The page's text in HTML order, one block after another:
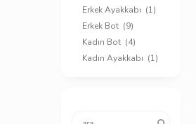
Erkek Ayakkabı (1)
Erkek Bot (9)
Kadın Bot (4)
Kadın Ayakkabı (1)